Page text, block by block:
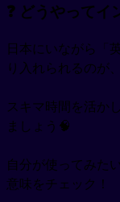
❓ どうやってイ
日本にいながら「
り入れられるのが
スキマ時間を活か
ましょう🧠
自分が使ってみた
意味をチェック！